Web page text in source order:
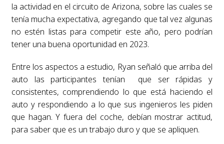
la actividad en el circuito de Arizona, sobre las cuales se
tenía mucha expectativa, agregando que tal vez algunas
no estén listas para competir este año, pero podrían
tener una buena oportunidad en 2023.
Entre los aspectos a estudio, Ryan señaló que arriba del
auto las participantes tenían que ser rápidas y
consistentes, comprendiendo lo que está haciendo el
auto y respondiendo a lo que sus ingenieros les piden
que hagan. Y fuera del coche, debían mostrar actitud,
para saber que es un trabajo duro y que se apliquen.